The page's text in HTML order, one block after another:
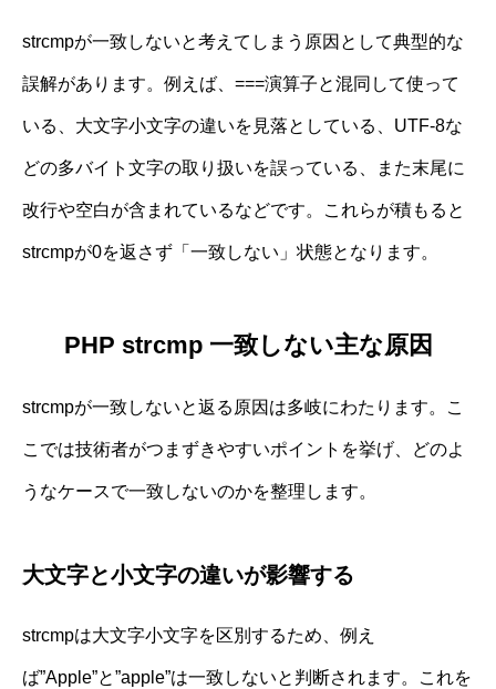
strcmpが一致しないと考えてしまう原因として典型的な
誤解があります。例えば、===演算子と混同して使って
いる、大文字小文字の違いを見落としている、UTF-8な
どの多バイト文字の取り扱いを誤っている、また末尾に
改行や空白が含まれているなどです。これらが積もると
strcmpが0を返さず「一致しない」状態となります。
PHP strcmp 一致しない主な原因
strcmpが一致しないと返る原因は多岐にわたります。こ
こでは技術者がつまずきやすいポイントを挙げ、どのよ
うなケースで一致しないのかを整理します。
大文字と小文字の違いが影響する
strcmpは大文字小文字を区別するため、例え
ば”Apple”と”apple”は一致しないと判断されます。これを